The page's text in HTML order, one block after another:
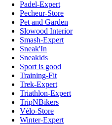
Padel-Expert
Pecheur-Store
Pet and Garden
Slowood Interior
Smash-Expert
Sneak'In
Sneakids
Sport is good
Training-Fit
Trek-Expert
Triathlon-Expert
TripNBikers
Vélo-Store
Winter-Expert